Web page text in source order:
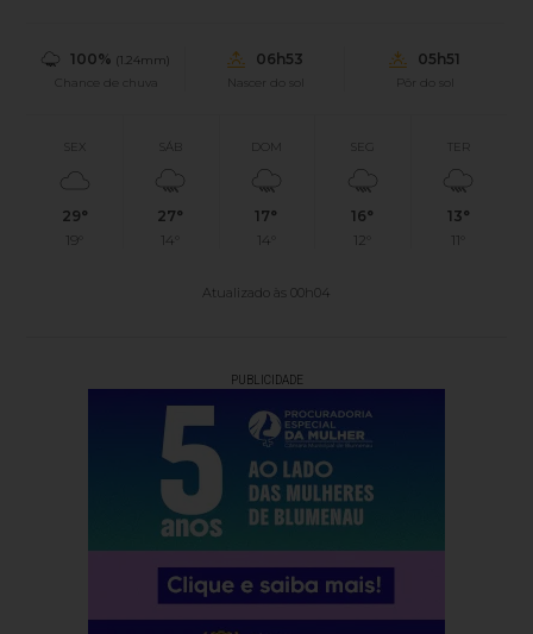
100% (1.24mm)
Chance de chuva
06h53
Nascer do sol
05h51
Pôr do sol
SEX
29°
19°
SÁB
27°
14°
DOM
17°
14°
SEG
16°
12°
TER
13°
11°
Atualizado às 00h04
PUBLICIDADE